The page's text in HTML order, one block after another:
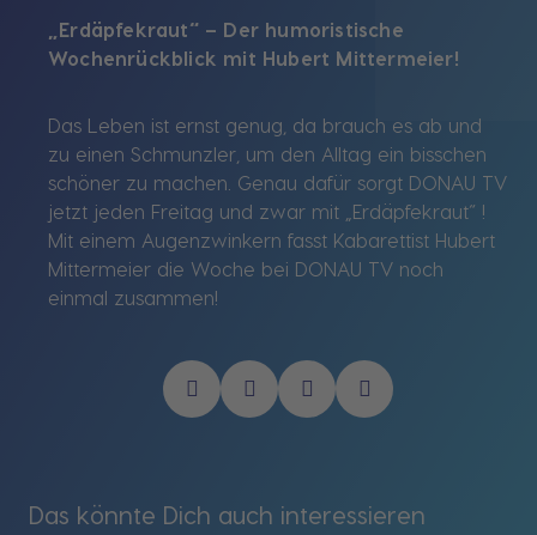
„Erdäpfekraut“ – Der humoristische
Wochenrückblick mit Hubert Mittermeier!
Das Leben ist ernst genug, da brauch es ab und
zu einen Schmunzler, um den Alltag ein bisschen
schöner zu machen. Genau dafür sorgt DONAU TV
jetzt jeden Freitag und zwar mit „Erdäpfekraut“ !
Mit einem Augenzwinkern fasst Kabarettist Hubert
Mittermeier die Woche bei DONAU TV noch
einmal zusammen!
Das könnte Dich auch interessieren